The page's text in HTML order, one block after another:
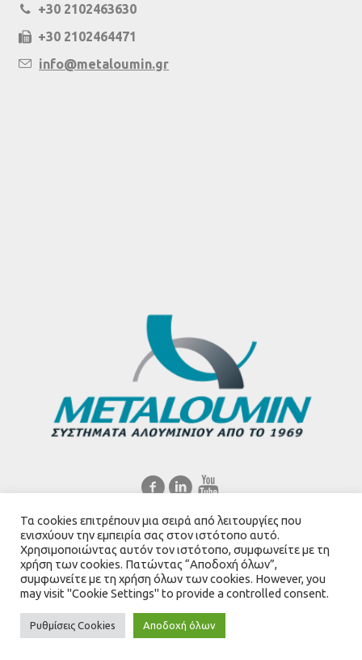
+30 2102463630
+30 2102464471
info@metaloumin.gr
Ελληνικά English
Created byMediascape Ltd
Metaloumin.gr © 2021 / All Rights Reserved
Τα cookies επιτρέπουν μια σειρά από λειτουργίες που
ενισχύουν την εμπειρία σας στον ιστότοπο αυτό.
Χρησιμοποιώντας αυτόν τον ιστότοπο, συμφωνείτε με τη
χρήση των cookies. Πατώντας “Αποδοχή όλων”,
συμφωνείτε με τη χρήση όλων των cookies. However, you
may visit "Cookie Settings" to provide a controlled consent.
Ρυθμίσεις Cookies Αποδοχή όλων